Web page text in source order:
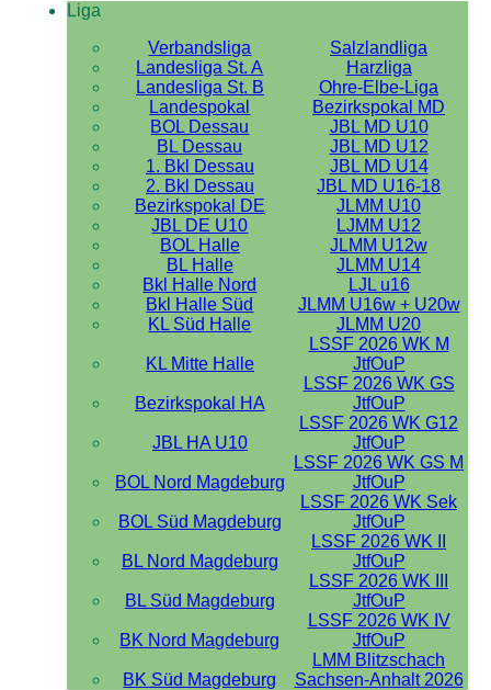
Liga
Verbandsliga
Salzlandliga
Landesliga St. A
Harzliga
Landesliga St. B
Ohre-Elbe-Liga
Landespokal
Bezirkspokal MD
BOL Dessau
JBL MD U10
BL Dessau
JBL MD U12
1. Bkl Dessau
JBL MD U14
2. Bkl Dessau
JBL MD U16-18
Bezirkspokal DE
JLMM U10
JBL DE U10
LJMM U12
BOL Halle
JLMM U12w
BL Halle
JLMM U14
Bkl Halle Nord
LJL u16
Bkl Halle Süd
JLMM U16w + U20w
KL Süd Halle
JLMM U20
KL Mitte Halle
LSSF 2026 WK M
JtfOuP
Bezirkspokal HA
LSSF 2026 WK GS
JtfOuP
JBL HA U10
LSSF 2026 WK G12
JtfOuP
BOL Nord Magdeburg
LSSF 2026 WK GS M
JtfOuP
BOL Süd Magdeburg
LSSF 2026 WK Sek
JtfOuP
BL Nord Magdeburg
LSSF 2026 WK II
JtfOuP
BL Süd Magdeburg
LSSF 2026 WK III
JtfOuP
BK Nord Magdeburg
LSSF 2026 WK IV
JtfOuP
BK Süd Magdeburg
LMM Blitzschach
Sachsen-Anhalt 2026